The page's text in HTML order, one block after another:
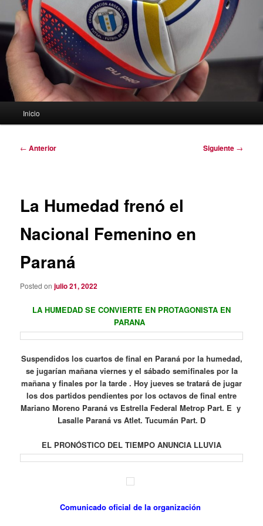
Inicio
Navegación
← Anterior Siguiente →
La Humedad frenó el
Nacional Femenino en
Paraná
Posted onjulio 21, 2022
LA HUMEDAD SE CONVIERTE EN PROTAGONISTA EN
PARANA
Suspendidos los cuartos de final en Paraná por la humedad,
se jugarían mañana viernes y el sábado semifinales por la
mañana y finales por la tarde . Hoy jueves se tratará de jugar
los dos partidos pendientes por los octavos de final entre
Mariano Moreno Paraná vs Estrella Federal Metrop Part. E y
Lasalle Paraná vs Atlet. Tucumán Part. D
EL PRONÓSTICO DEL TIEMPO ANUNCIA LLUVIA
Comunicado oficial de la organización